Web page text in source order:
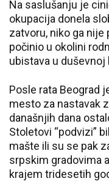
Na saslušanju je
okupacija donela
zatvoru, niko ga
počinio u okolini
ubistava u duševnoj
Posle rata Beograd
mesto za nastavak
današnjih dana
Stoletovi “podvizi”
mašte ili su se pak
srpskim gradovima
krajem tridesetih